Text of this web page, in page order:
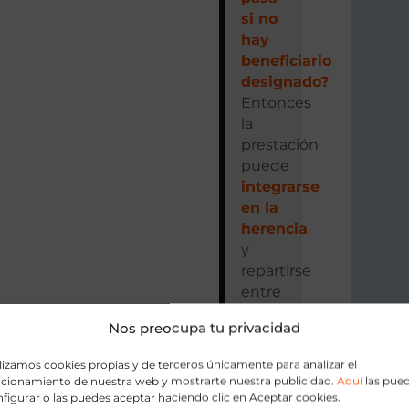
Nos preocupa tu privacidad
cookies propias y de terceros únicamente para analizar el
de nuestra web y mostrarte nuestra publicidad. Aquí las
o las puedes aceptar haciendo clic en Aceptar cookies.
si no
hay
beneficiario
designado?
Entonces
la
prestación
puede
integrarse
en la
herencia
y
repartirse
entre
según
o ley.